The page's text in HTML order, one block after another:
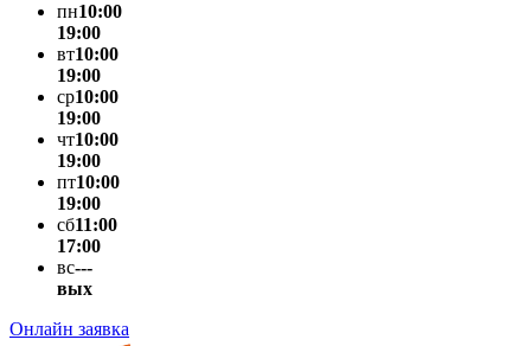
пн10:00
19:00
вт10:00
19:00
ср10:00
19:00
чт10:00
19:00
пт10:00
19:00
сб11:00
17:00
вс---
вых
Онлайн заявка